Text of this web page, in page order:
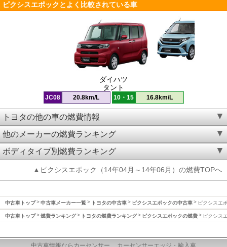
ピクシスエポックとよく比較されている車
ダイハツ
タント
JC08 20.8km/L 10・15 16.8km/L
トヨタの他の車の燃費情報
他のメーカーの燃費ランキング
ボディタイプ別燃費ランキング
▲ピクシスエポック（14年04月～14年06月）の燃費TOPへ
中古車トップ 中古車メーカー一覧 トヨタの中古車 ピクシスエポックの中古車 ピクシスエ
中古車トップ 燃費ランキング トヨタの燃費ランキング ピクシスエポックの燃費 ピクシス
中古車情報ならカーセンサー カーセンサーエッジ・輸入車